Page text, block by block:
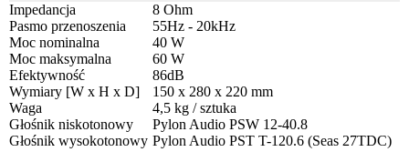
Impedancja
8 Ohm
Pasmo przenoszenia
55Hz - 20kHz
Moc nominalna
40 W
Moc maksymalna
60 W
Efektywność
86dB
Wymiary [W x H x D]
150 x 280 x 220 mm
Waga
4,5 kg / sztuka
Głośnik niskotonowy
Pylon Audio PSW 12-40.8
Głośnik wysokotonowy Pylon Audio PST T-120.6 (Seas 27TDC)